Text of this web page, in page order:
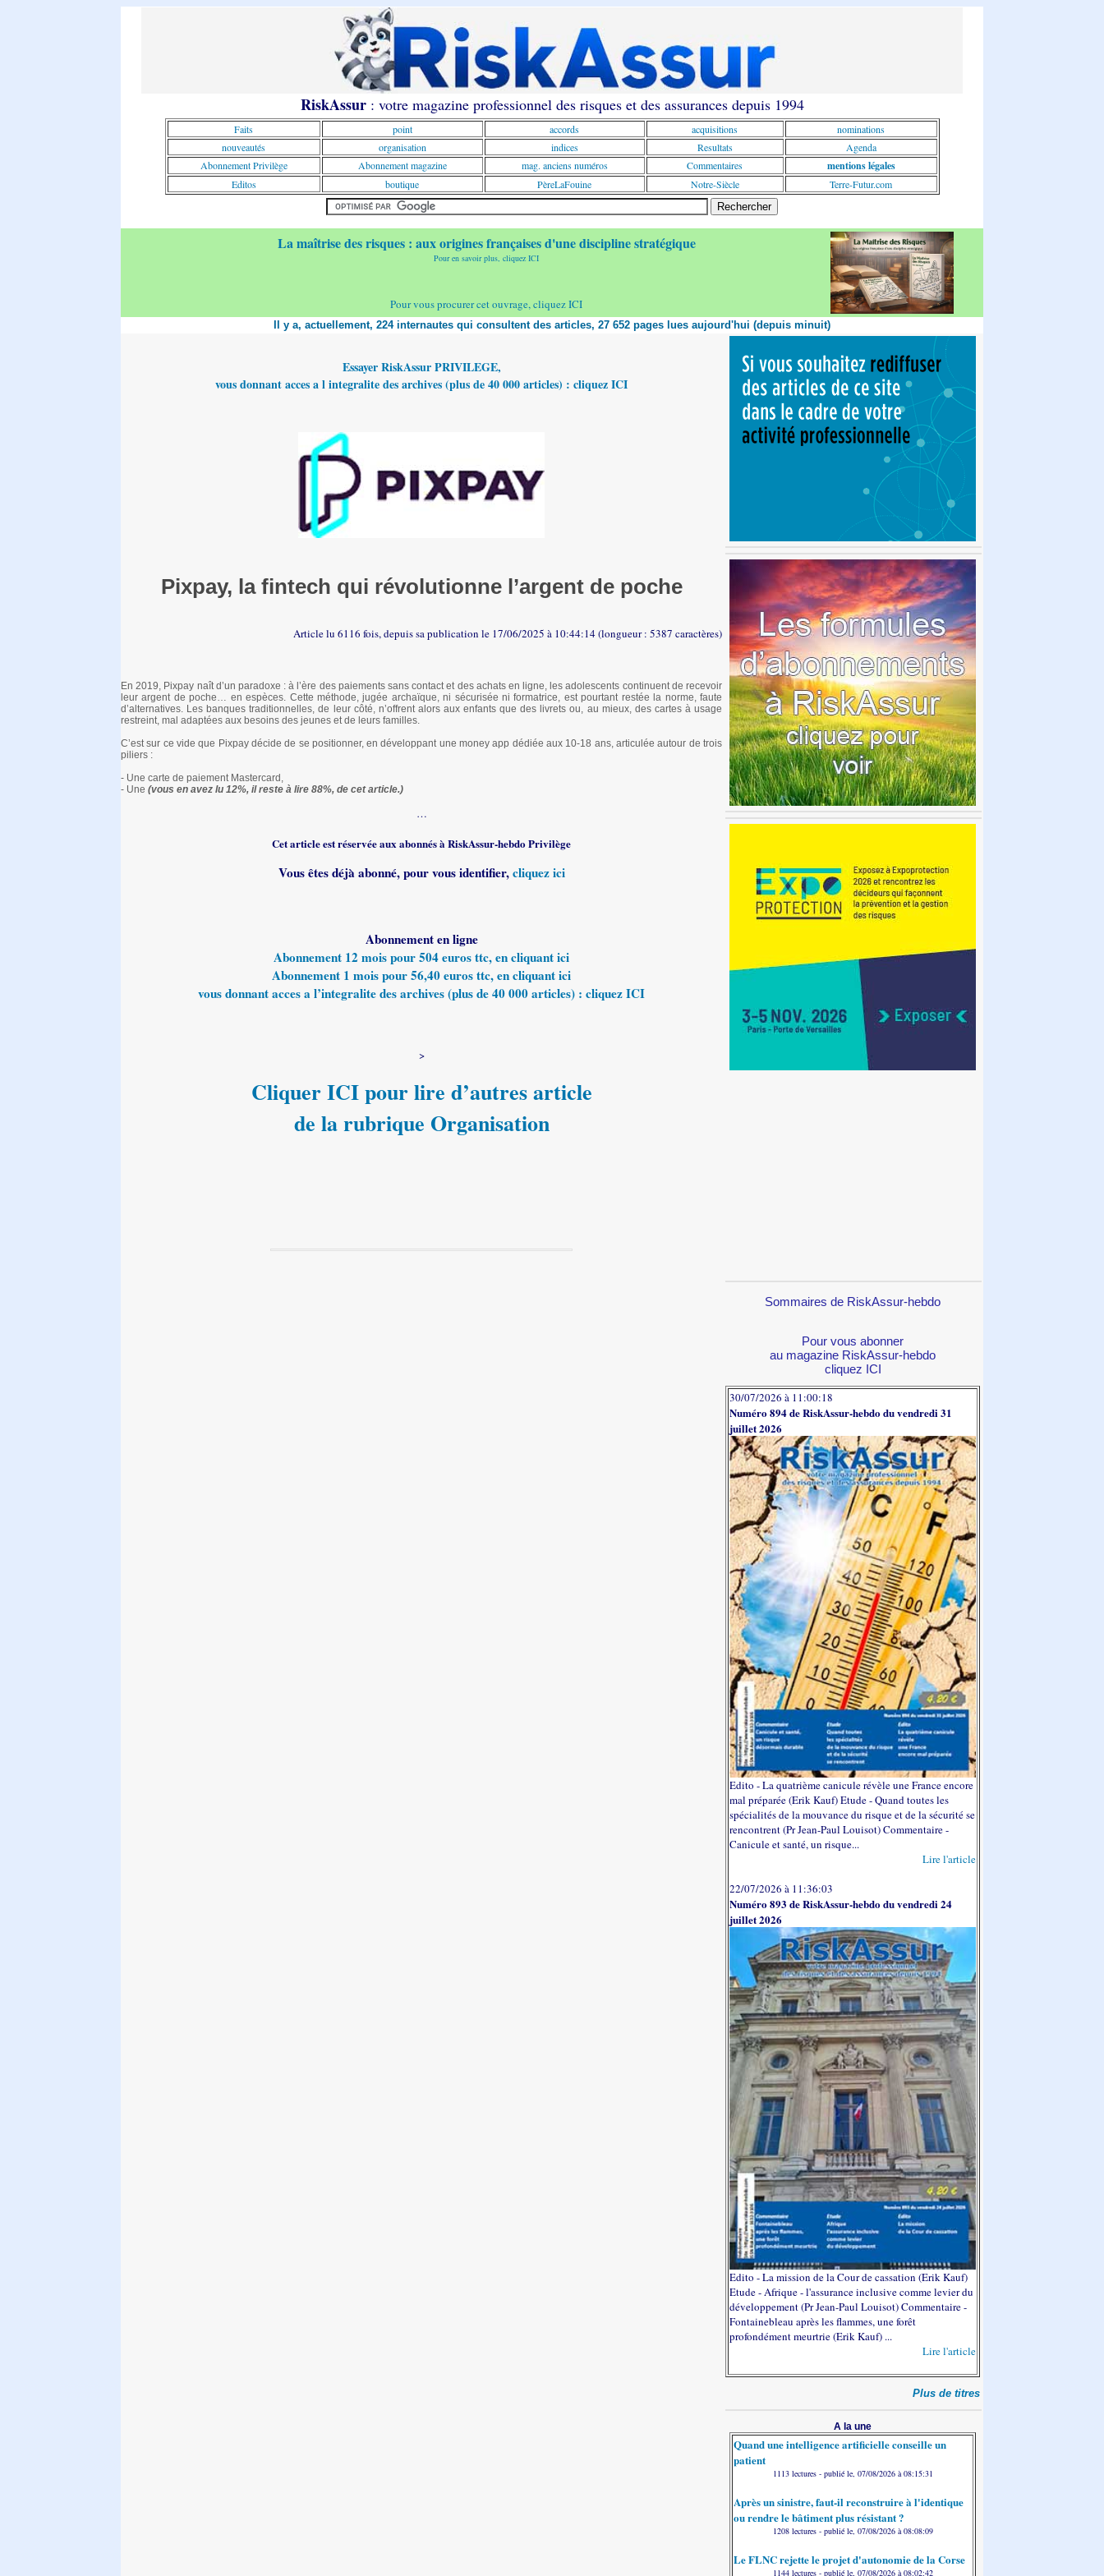
RiskAssur: votre magazine professionnel des risques et des assurances depuis 1994
Faits point accords acquisitions
nominations
nouveautés
organisation indices Resultats
Agenda
Abonnement Privilège
Abonnement magazine mag. anciens numéros Commentaires mentions légales
Editos boutique PèreLaFouine Notre-Siècle Terre-Futur.com
La maîtrise des risques : aux origines françaises d'une discipline stratégique
Pour en savoir plus, cliquez ICI
Pour vous procurer cet ouvrage, cliquez ICI
Il y a, actuellement, 224 internautes qui consultent des articles, 27 652 pages lues aujourd'hui (depuis minuit)
Essayer RiskAssur PRIVILEGE,
vous donnant acces a l integralite des archives (plus de 40 000 articles) : cliquez ICI
Pixpay, la fintech qui révolutionne l’argent de poche
Article lu 6116 fois, depuis sa publication le 17/06/2025 à 10:44:14 (longueur : 5387 caractères)
En 2019, Pixpay naît d’un paradoxe : à l’ère des paiements sans contact et des achats en ligne, les adolescents continuent de recevoir
leur argent de poche… en espèces. Cette méthode, jugée archaïque, ni sécurisée ni formatrice, est pourtant restée la norme, faute
d’alternatives. Les banques traditionnelles, de leur côté, n’offrent alors aux enfants que des livrets ou, au mieux, des cartes à usage
restreint, mal adaptées aux besoins des jeunes et de leurs familles.
C’est sur ce vide que Pixpay décide de se positionner, en développant une money app dédiée aux 10-18 ans, articulée autour de trois
piliers :
- Une carte de paiement Mastercard,
- Une (vous en avez lu 12%, il reste à lire 88%, de cet article.)
…
Cet article est réservée aux abonnés à RiskAssur-hebdo Privilège
Vous êtes déjà abonné, pour vous identifier,cliquez ici
Abonnement en ligne
Abonnement 12 mois pour 504 euros ttc, en cliquant ici
Abonnement 1 mois pour 56,40 euros ttc, en cliquant ici
vous donnant acces a l’integralite des archives (plus de 40 000 articles) : cliquez ICI
>
Cliquer ICI pour lire d’autres article
de la rubrique Organisation
Sommaires de RiskAssur-hebdo
Pour vous abonner
au magazine RiskAssur-hebdo
cliquez ICI
30/07/2026 à 11:00:18
Numéro 894 de RiskAssur-hebdo du vendredi 31
juillet 2026
Edito - La quatrième canicule révèle une France encore
mal préparée (Erik Kauf) Etude - Quand toutes les
spécialités de la mouvance du risque et de la sécurité se
rencontrent (Pr Jean-Paul Louisot) Commentaire -
Canicule et santé, un risque...
Lire l'article
22/07/2026 à 11:36:03
Numéro 893 de RiskAssur-hebdo du vendredi 24
juillet 2026
Edito - La mission de la Cour de cassation (Erik Kauf)
Etude - Afrique - l'assurance inclusive comme levier du
développement (Pr Jean-Paul Louisot) Commentaire -
Fontainebleau après les flammes, une forêt
profondément meurtrie (Erik Kauf) ...
Lire l'article
Plus de titres
A la une
Quand une intelligence artificielle conseille un
patient
1113 lectures - publié le, 07/08/2026 à 08:15:31
Après un sinistre, faut-il reconstruire à l'identique
ou rendre le bâtiment plus résistant ?
1208 lectures - publié le, 07/08/2026 à 08:08:09
Le FLNC rejette le projet d'autonomie de la Corse
1144 lectures - publié le, 07/08/2026 à 08:02:42